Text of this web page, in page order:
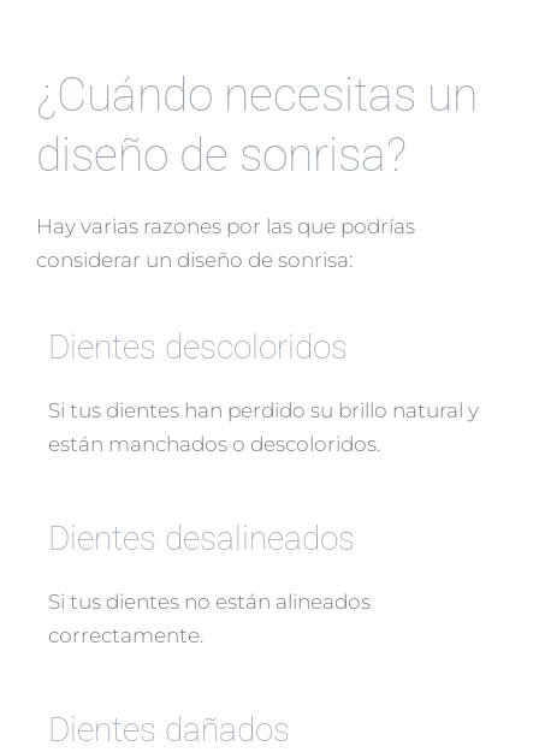
¿Cuándo necesitas un
diseño de sonrisa?
Hay varias razones por las que podrías
considerar un diseño de sonrisa:
Dientes descoloridos
Si tus dientes han perdido su brillo natural y
están manchados o descoloridos.
Dientes desalineados
Si tus dientes no están alineados
correctamente.
Dientes dañados